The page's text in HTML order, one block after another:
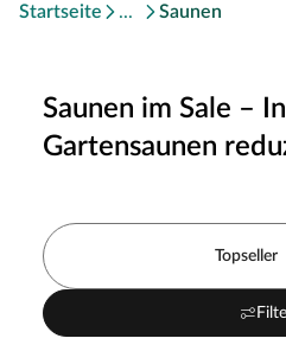
Startseite Saunen
Saunen im Sale –
Gartensaunen
Topseller